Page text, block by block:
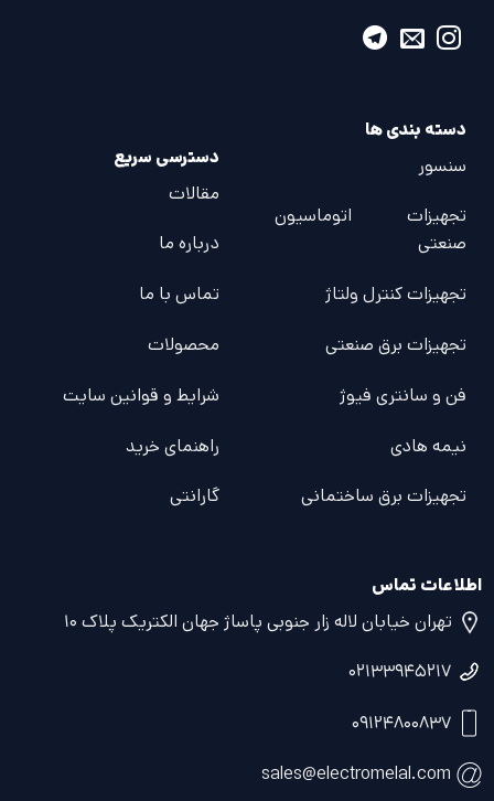
دسته بندی ها
سنسور
تجهیزات اتوماسیون
صنعتی
تجهیزات کنترل ولتاژ
تجهیزات برق صنعتی
فن و سانتری فیوژ
نیمه هادی
تجهیزات برق ساختمانی
دسترسی سریع
مقالات
درباره ما
تماس با ما
محصولات
شرایط و قوانین سایت
راهنمای خرید
گارانتی
اطلاعات تماس
تهران خیابان لاله زار جنوبی پاساژ جهان الکتریک پلاک ۱۰
۰۲۱۳۳۹۴۵۲۱۷
۰۹۱۲۴۸۰۰۸۳۷
sales@electromelal.com